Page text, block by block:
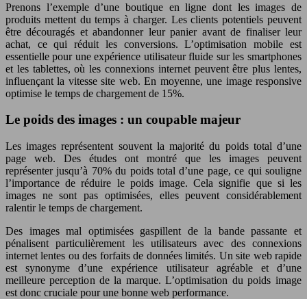
Prenons l’exemple d’une boutique en ligne dont les images de
produits mettent du temps à charger. Les clients potentiels peuvent
être découragés et abandonner leur panier avant de finaliser leur
achat, ce qui réduit les conversions. L’optimisation mobile est
essentielle pour une expérience utilisateur fluide sur les smartphones
et les tablettes, où les connexions internet peuvent être plus lentes,
influençant la vitesse site web. En moyenne, une image responsive
optimise le temps de chargement de 15%.
Le poids des images : un coupable majeur
Les images représentent souvent la majorité du poids total d’une
page web. Des études ont montré que les images peuvent
représenter jusqu’à 70% du poids total d’une page, ce qui souligne
l’importance de réduire le poids image. Cela signifie que si les
images ne sont pas optimisées, elles peuvent considérablement
ralentir le temps de chargement.
Des images mal optimisées gaspillent de la bande passante et
pénalisent particulièrement les utilisateurs avec des connexions
internet lentes ou des forfaits de données limités. Un site web rapide
est synonyme d’une expérience utilisateur agréable et d’une
meilleure perception de la marque. L’optimisation du poids image
est donc cruciale pour une bonne web performance.